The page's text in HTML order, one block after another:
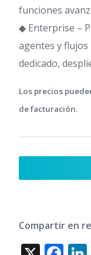
funciones
◆ Enterprise –
agentes y
dedicado,
Los precios
de facturación.
Compartir en